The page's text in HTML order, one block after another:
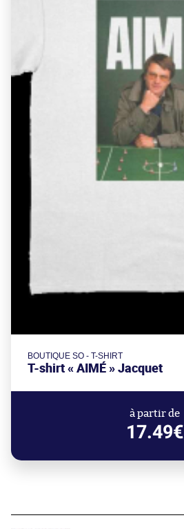
BOUTIQUE SO - T-SHIRT
T-shirt « AIMÉ » Jacquet
à partir de
17.49€